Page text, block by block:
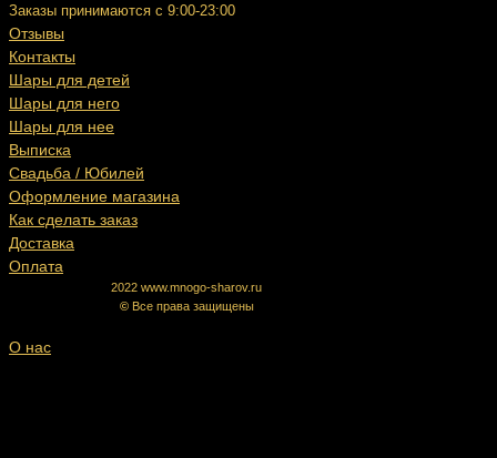
Заказы принимаются с 9:00-23:00
Отзывы
Контакты
Шары для детей
Шары для него
Шары для нее
Выписка
Свадьба / Юбилей
Оформление магазина
Как сделать заказ
Доставка
Оплата
2022 www.mnogo-sharov.ru
© Все права защищены
О нас